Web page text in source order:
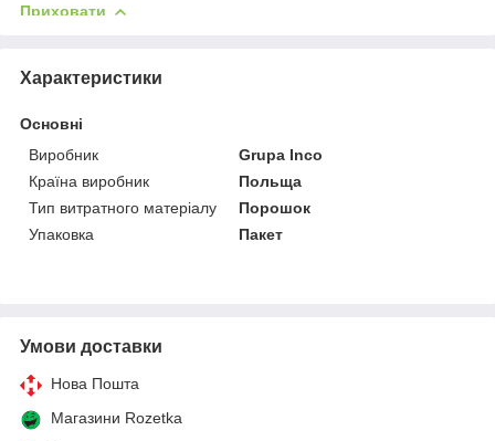
Приховати
Характеристики
Основні
Виробник
Grupa Inco
Країна виробник
Польща
Тип витратного матеріалу
Порошок
Упаковка
Пакет
Умови доставки
Нова Пошта
Магазини Rozetka